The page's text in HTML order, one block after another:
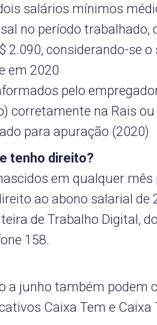
salários mínimos
no período trabalhado,
2.090, considerando-se
em 2020
pelo
corretamente na Rais ou
para apuração (2020)
tenho direito?
em qualquer mês
ao abono salarial de
de Trabalho Digital,
158.
a junho também podem
Caixa Tem e Caixa